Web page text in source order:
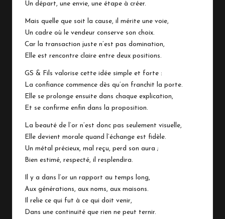
Un départ, une envie, une étape à créer.
Mais quelle que soit la cause, il mérite une voie,
Un cadre où le vendeur conserve son choix.
Car la transaction juste n’est pas domination,
Elle est rencontre claire entre deux positions.
GS & Fils valorise cette idée simple et forte :
La confiance commence dès qu’on franchit la porte.
Elle se prolonge ensuite dans chaque explication,
Et se confirme enfin dans la proposition.
La beauté de l’or n’est donc pas seulement visuelle,
Elle devient morale quand l’échange est fidèle.
Un métal précieux, mal reçu, perd son aura ;
Bien estimé, respecté, il resplendira.
Il y a dans l’or un rapport au temps long,
Aux générations, aux noms, aux maisons.
Il relie ce qui fut à ce qui doit venir,
Dans une continuité que rien ne peut ternir.